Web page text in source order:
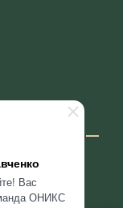
Вас
ОНИКС